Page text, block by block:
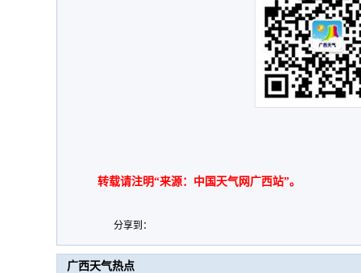
转载请注明“来源：中国天气网广西站”。
分享到：
广西天气热点